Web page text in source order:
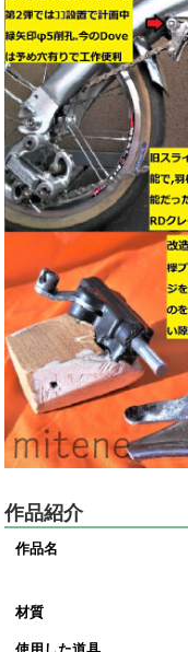
作品紹介
作品名
材質
使用した道具